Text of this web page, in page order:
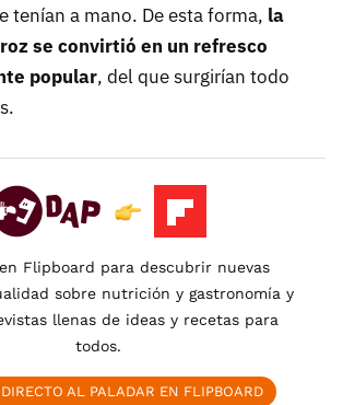
tenían a mano. De esta forma, la
se convirtió en un refresco
popular, del que surgirían todo
Flipboard para descubrir nuevas
sobre nutrición y gastronomía y
llenas de ideas y recetas para
todos.
DIRECTO AL PALADAR EN FLIPBOARD